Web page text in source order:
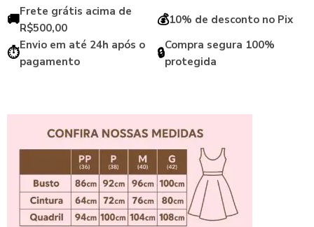
🚚Frete grátis acima de
R$500,00
💰10% de desconto no Pix
⏱️Envio em até 24h após o
pagamento
🔒Compra segura 100%
protegida